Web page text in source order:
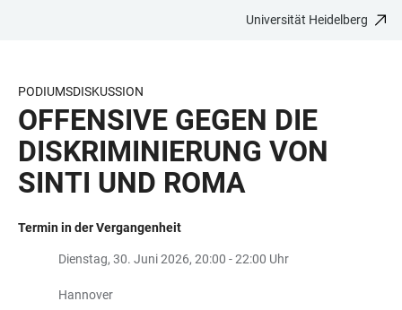
BARRIEREFREIHEIT
Universität Heidelberg
PODIUMSDISKUSSION
OFFENSIVE GEGEN DIE
DISKRIMINIERUNG VON
SINTI UND ROMA
Termin in der Vergangenheit
Dienstag, 30. Juni 2026, 20:00 - 22:00 Uhr
Hannover